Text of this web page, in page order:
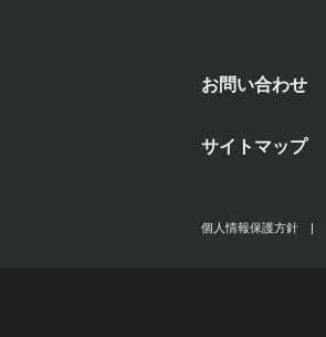
お問い合わせ
サイトマップ
個人情報保護方針 |